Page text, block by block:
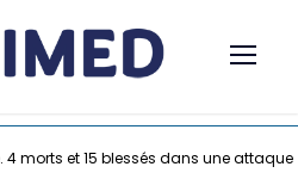
4 morts et 15 blessés dans une attaque